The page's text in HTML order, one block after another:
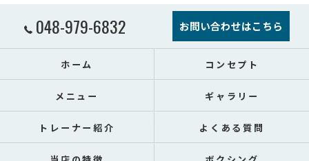
048-979-6832 お問い合わせはこちら
ホーム コンセプト
メニュー ギャラリー
トレーナー紹介 よくある質問